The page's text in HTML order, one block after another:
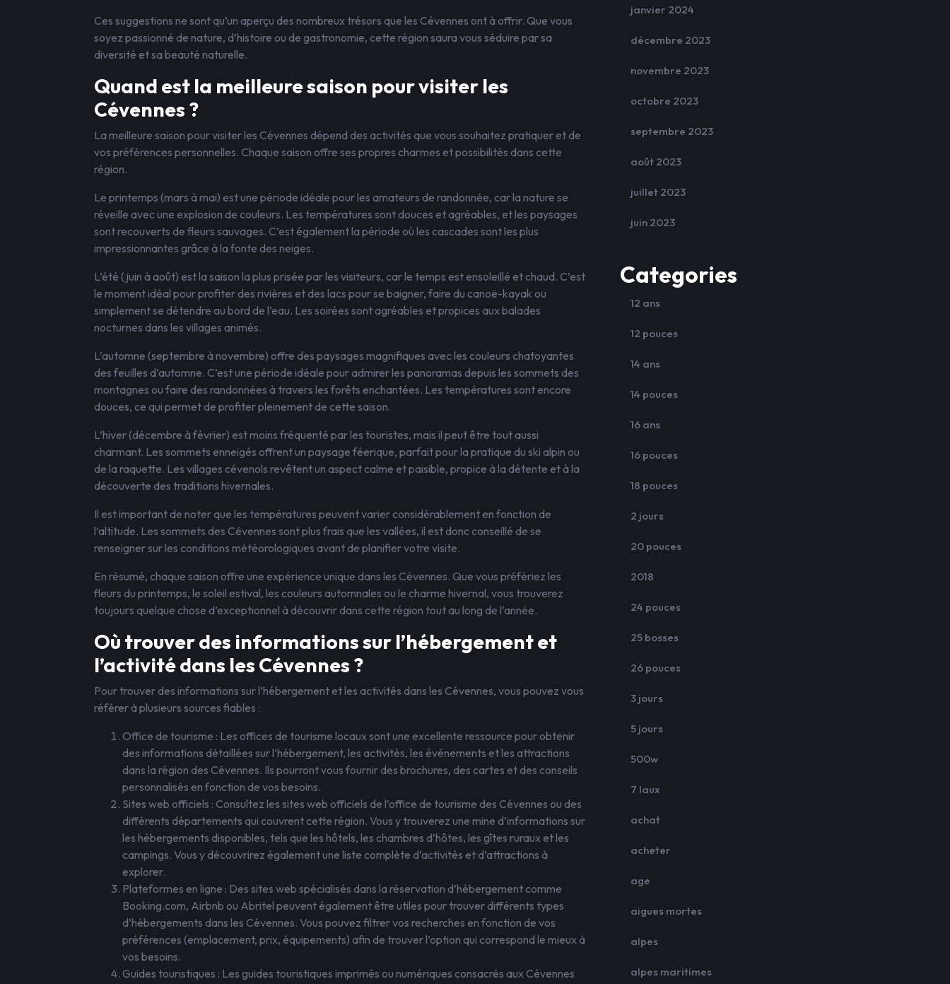
Ces suggestions ne sont qu’un aperçu des nombreux trésors que les Cévennes ont à offrir. Que vous
soyez passionné de nature, d’histoire ou de gastronomie, cette région saura vous séduire par sa
diversité et sa beauté naturelle.
Quand est la meilleure saison pour visiter les
Cévennes ?
La meilleure saison pour visiter les Cévennes dépend des activités que vous souhaitez pratiquer et de
vos préférences personnelles. Chaque saison offre ses propres charmes et possibilités dans cette
région.
Le printemps (mars à mai) est une période idéale pour les amateurs de randonnée, car la nature se
réveille avec une explosion de couleurs. Les températures sont douces et agréables, et les paysages
sont recouverts de fleurs sauvages. C’est également la période où les cascades sont les plus
impressionnantes grâce à la fonte des neiges.
L’été (juin à août) est la saison la plus prisée par les visiteurs, car le temps est ensoleillé et chaud. C’est
le moment idéal pour profiter des rivières et des lacs pour se baigner, faire du canoë-kayak ou
simplement se détendre au bord de l’eau. Les soirées sont agréables et propices aux balades
nocturnes dans les villages animés.
L’automne (septembre à novembre) offre des paysages magnifiques avec les couleurs chatoyantes
des feuilles d’automne. C’est une période idéale pour admirer les panoramas depuis les sommets des
montagnes ou faire des randonnées à travers les forêts enchantées. Les températures sont encore
douces, ce qui permet de profiter pleinement de cette saison.
L’hiver (décembre à février) est moins fréquenté par les touristes, mais il peut être tout aussi
charmant. Les sommets enneigés offrent un paysage féerique, parfait pour la pratique du ski alpin ou
de la raquette. Les villages cévenols revêtent un aspect calme et paisible, propice à la détente et à la
découverte des traditions hivernales.
Il est important de noter que les températures peuvent varier considérablement en fonction de
l’altitude. Les sommets des Cévennes sont plus frais que les vallées, il est donc conseillé de se
renseigner sur les conditions météorologiques avant de planifier votre visite.
En résumé, chaque saison offre une expérience unique dans les Cévennes. Que vous préfériez les
fleurs du printemps, le soleil estival, les couleurs automnales ou le charme hivernal, vous trouverez
toujours quelque chose d’exceptionnel à découvrir dans cette région tout au long de l’année.
Où trouver des informations sur l’hébergement et
l’activité dans les Cévennes ?
Pour trouver des informations sur l’hébergement et les activités dans les Cévennes, vous pouvez vous
référer à plusieurs sources fiables :
Office de tourisme : Les offices de tourisme locaux sont une excellente ressource pour obtenir
des informations détaillées sur l’hébergement, les activités, les événements et les attractions
dans la région des Cévennes. Ils pourront vous fournir des brochures, des cartes et des conseils
personnalisés en fonction de vos besoins.
Sites web officiels : Consultez les sites web officiels de l’office de tourisme des Cévennes ou des
différents départements qui couvrent cette région. Vous y trouverez une mine d’informations sur
les hébergements disponibles, tels que les hôtels, les chambres d’hôtes, les gîtes ruraux et les
campings. Vous y découvrirez également une liste complète d’activités et d’attractions à
explorer.
Plateformes en ligne : Des sites web spécialisés dans la réservation d’hébergement comme
Booking.com, Airbnb ou Abritel peuvent également être utiles pour trouver différents types
d’hébergements dans les Cévennes. Vous pouvez filtrer vos recherches en fonction de vos
préférences (emplacement, prix, équipements) afin de trouver l’option qui correspond le mieux à
vos besoins.
Guides touristiques : Les guides touristiques imprimés ou numériques consacrés aux Cévennes
janvier 2024
décembre 2023
novembre 2023
octobre 2023
septembre 2023
août 2023
juillet 2023
juin 2023
Categories
12 ans
12 pouces
14 ans
14 pouces
16 ans
16 pouces
18 pouces
2 jours
20 pouces
2018
24 pouces
25 bosses
26 pouces
3 jours
5 jours
500w
7 laux
achat
acheter
age
aigues mortes
alpes
alpes maritimes